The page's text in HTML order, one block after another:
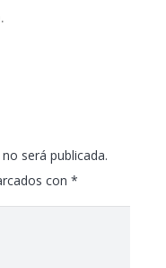
será publicada.
con *